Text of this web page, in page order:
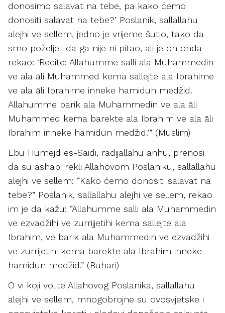
donosimo salavat na tebe, pa kako ćemo
donositi salavat na tebe?’ Poslanik, sallallahu
alejhi ve sellem, jedno je vrijeme šutio, tako da
smo poželjeli da ga nije ni pitao, ali je on onda
rekao: ‘Recite: Allahumme salli ala Muhammedin
ve ala āli Muhammed kema sallejte ala Ibrahime
ve ala āli Ibrahime inneke hamidun medžid.
Allahumme barik ala Muhammedin ve ala āli
Muhammed kema barekte ala Ibrahim ve ala āli
Ibrahim inneke hamidun medžid.’” (Muslim)
Ebu Humejd es-Saidi, radijallahu anhu, prenosi
da su ashabi rekli Allahovom Poslaniku, sallallahu
alejhi ve sellem: “Kako ćemo donositi salavat na
tebe?” Poslanik, sallallahu alejhi ve sellem, rekao
im je da kažu: “Allahumme salli ala Muhammedin
ve ezvadžihi ve zurrijjetihi kema sallejte ala
Ibrahim, ve barik ala Muhammedin ve ezvadžihi
ve zurrijetihi kema barekte ala Ibrahim inneke
hamidun medžid.” (Buhari)
O vi koji volite Allahovog Poslanika, sallallahu
alejhi ve sellem, mnogobrojne su ovosvjetske i